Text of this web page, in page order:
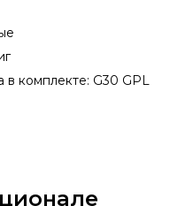
в комплекте: G30 GPL